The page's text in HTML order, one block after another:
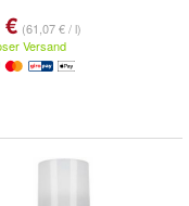
(61,07 € / l)
Versand